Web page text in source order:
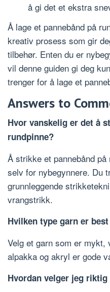
å gi det et ekstra
Å lage et pannebånd på
kreativ prosess som gir
tilbehør. Enten du er
vil denne guiden gi deg
trenger for å lage et
Answers to
Hvor vanskelig er det å
rundpinne?
Å strikke et pannebånd
selv for nybegynnere. Du
grunnleggende
vrangstrikk.
Hvilken type garn er
Velg et garn som er
alpakka og akryl er gode
Hvordan velger jeg